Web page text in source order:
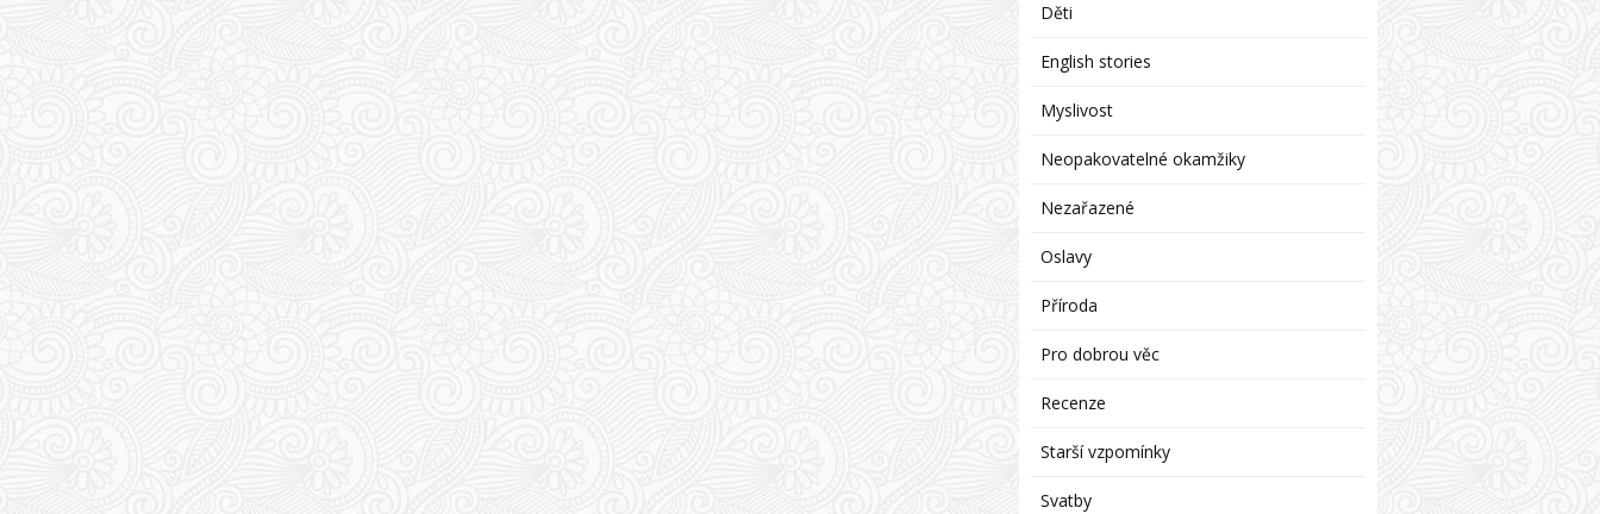
Děti
English stories
Myslivost
Neopakovatelné okamžiky
Nezařazené
Oslavy
Příroda
Pro dobrou věc
Recenze
Starší vzpomínky
Svatby